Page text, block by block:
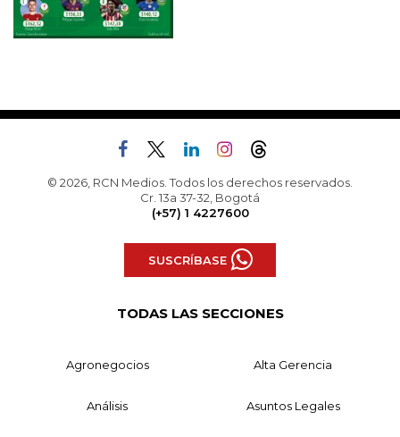
© 2026, RCN Medios. Todos los derechos reservados.
Cr. 13a 37-32, Bogotá
(+57) 1 4227600
SUSCRÍBASE
TODAS LAS SECCIONES
Agronegocios Alta Gerencia
Análisis Asuntos Legales